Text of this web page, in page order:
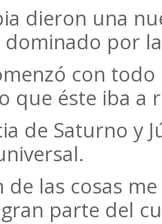
dieron una
por
con
que éste iba a
de Saturno y
de las cosas
parte del